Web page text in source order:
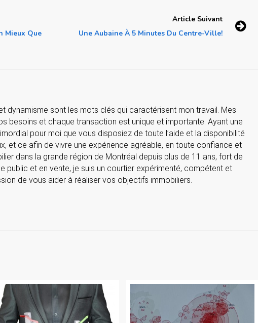
Mieux Que
Article Suivant
Une Aubaine À 5 Minutes Du Centre-Ville!
dynamisme sont les mots clés qui caractérisent mon travail. Mes
besoins et chaque transaction est unique et importante. Ayant une
pour moi que vous disposiez de toute l’aide et la disponibilité
et ce afin de vivre une expérience agréable, en toute confiance et
dans la grande région de Montréal depuis plus de 11 ans, fort de
public et en vente, je suis un courtier expérimenté, compétent et
de vous aider à réaliser vos objectifs immobiliers.